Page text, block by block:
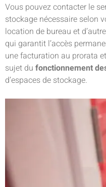
Vous pouvez contacter le
stockage nécessaire selon
location de bureau et
qui garantit l’accès
une facturation au prorata
sujet du fonctionnement
d’espaces de stockage.